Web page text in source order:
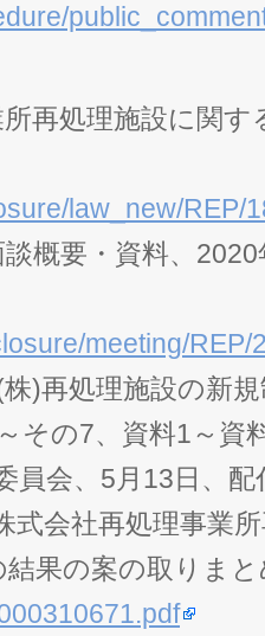
所再処理施設に関
law_new/REP/
談概要・資料、
meeting/REP/
)再処理施設の新
その7、資料1～資
員会、5月13日、配
会社再処理事業
果の案の取りま